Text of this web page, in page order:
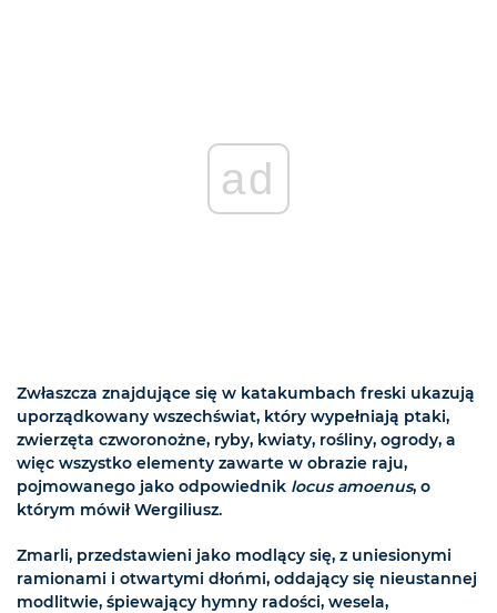
ad
Zwłaszcza znajdujące się w katakumbach freski ukazują
uporządkowany wszechświat, który wypełniają ptaki,
zwierzęta czworonożne, ryby, kwiaty, rośliny, ogrody, a
więc wszystko elementy zawarte w obrazie raju,
pojmowanego jako odpowiednik locus amoenus, o
którym mówił Wergiliusz.
Zmarli, przedstawieni jako modlący się, z uniesionymi
ramionami i otwartymi dłońmi, oddający się nieustannej
modlitwie, śpiewający hymny radości, wesela,